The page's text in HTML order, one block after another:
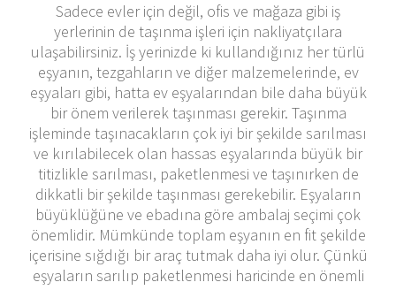
Sadece evler için değil, ofis ve mağaza gibi iş
yerlerinin de taşınma işleri için nakliyatçılara
ulaşabilirsiniz. İş yerinizde ki kullandığınız her türlü
eşyanın, tezgahların ve diğer malzemelerinde, ev
eşyaları gibi, hatta ev eşyalarından bile daha büyük
bir önem verilerek taşınması gerekir. Taşınma
işleminde taşınacakların çok iyi bir şekilde sarılması
ve kırılabilecek olan hassas eşyalarında büyük bir
titizlikle sarılması, paketlenmesi ve taşınırken de
dikkatli bir şekilde taşınması gerekebilir. Eşyaların
büyüklüğüne ve ebadına göre ambalaj seçimi çok
önemlidir. Mümkünde toplam eşyanın en fit şekilde
içerisine sığdığı bir araç tutmak daha iyi olur. Çünkü
eşyaların sarılıp paketlenmesi haricinde en önemli